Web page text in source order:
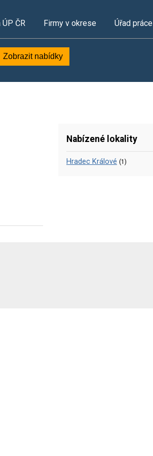
ČR Firmy v okrese Úřad práce
Zobrazit nabídky
Nabízené lokality
Hradec Králové (1)